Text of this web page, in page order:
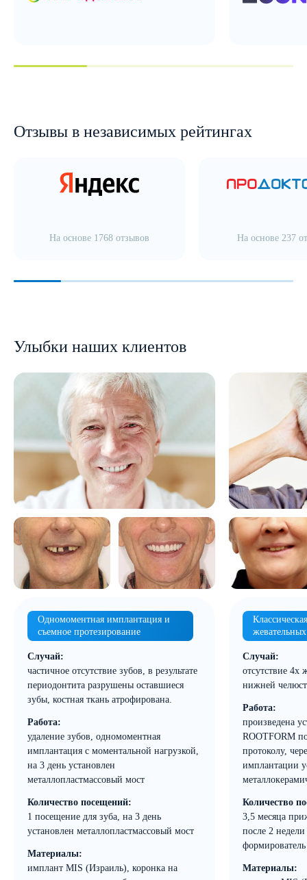
Отзывы в независимых рейтингах
На основе 1768 отзывов На основе 237
Улыбки наших клиентов
Одномоментная имплантация и
съемное протезирование
Случай:
частичное отсутствие зубов, в результате
периодонтита разрушены оставшиеся
зубы, костная ткань атрофирована.
Работа:
удаление зубов, одномоментная
имплантация с моментальной нагрузкой,
на 3 день установлен
металлопластмассовый мост
Количество посещений:
1 посещение для зуба, на 3 день
установлен металлопластмассовый мост
Материалы:
имплант MIS (Израиль), коронка на
Случай:
отсутствие 4х
нижней
Работа:
произведена
ROOTFORM
протоколу,
имплантации
Количество
3,5 месяца
после 2
Материалы: